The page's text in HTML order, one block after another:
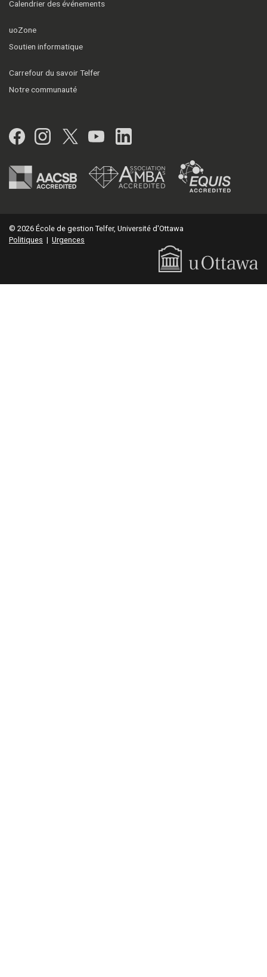
Calendrier des événements
uoZone
Soutien informatique
Carrefour du savoir Telfer
Notre communauté
Facebook
Instagram
Twitter
YouTubeLinkedIn
© 2026 École de gestion Telfer, Université d'Ottawa
Politiques | Urgences